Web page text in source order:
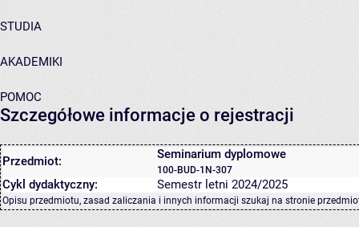
STUDIA
AKADEMIKI
POMOC
Szczegółowe informacje o rejestracji
Przedmiot: Seminarium dyplomowe
100-BUD-1N-307
Cykl dydaktyczny: Semestr letni 2024/2025
Opisu przedmiotu, zasad zaliczania i innych informacji szukaj na stronie